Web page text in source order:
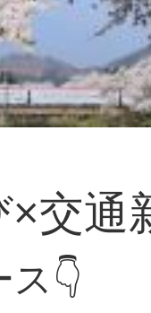
交通
👇